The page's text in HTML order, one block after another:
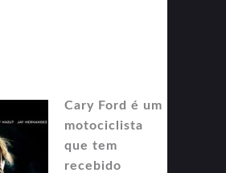
Cary Ford é um
motociclista
que tem
recebido